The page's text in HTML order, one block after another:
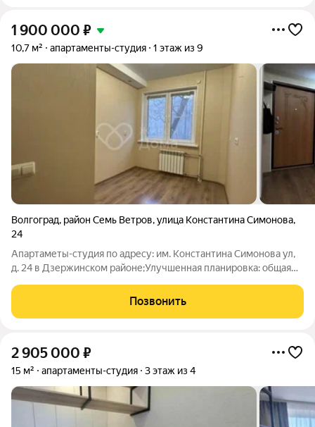
1 900 000 ₽
10,7 м² апартаменты-студия 1 этаж из 9
Волгоград, район Семь Ветров,улица Константина Симонова,
24
Апартаметы-студия по адресу: им. Константина Симонова ул,
д. 24 в Дзержинском районе;Улучшенная планировка: общая
потолки. Пластиковые окна. На полу ламинат. Установлены
приборы учета на воду и свет.
Позвонить
2 905 000 ₽
15 м² апартаменты-студия 3 этаж из 4